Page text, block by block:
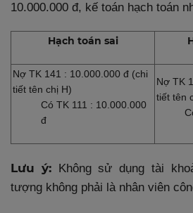
10.000.000 đ, kế toán hạch toán
Hạch toán sai
Nợ TK 141 : 10.000.000 đ (chi
tiết tên chị H)
Có TK 111 : 10.000.000
đ
Nợ TK
tiết tên
Lưu ý:Không sử dụng tài
tượng không phải là nhân viên